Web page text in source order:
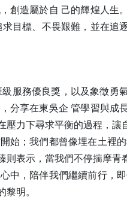
造屬於自 己的輝煌人生
目標、不畏艱難，並在追
服務優良獎，以及象徵勇
分享在東吳企 管學習與成
力下尋求平衡的過程，
始；我們都曾像埋在土裡
表示，當我們不停揣摩青
中，陪伴我們繼續前行，
明。